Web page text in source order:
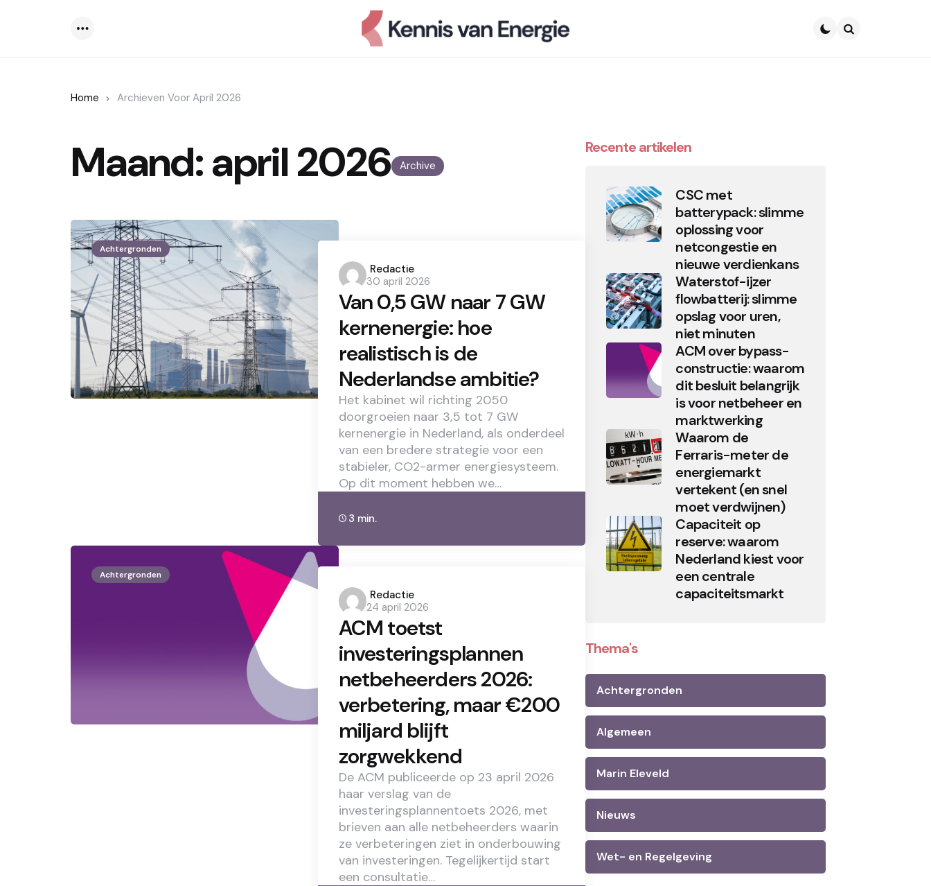
Home Archieven Voor April 2026
Archive
Maand:april 2026
Achtergronden
Posted
by
Redactie
30 april 2026
Van 0,5 GW naar 7 GW
kernenergie: hoe
realistisch is de
Nederlandse ambitie?
Het kabinet wil richting 2050
doorgroeien naar 3,5 tot 7 GW
kernenergie in Nederland, als onderdeel
van een bredere strategie voor een
stabieler, CO2-armer energiesysteem.
Op dit moment hebben we…
3 min.
Achtergronden
Posted
by
Redactie
24 april 2026
ACM toetst
investeringsplannen
netbeheerders 2026:
verbetering, maar €200
miljard blijft
zorgwekkend
De ACM publiceerde op 23 april 2026
haar verslag van de
investeringsplannentoets 2026, met
brieven aan alle netbeheerders waarin
ze verbeteringen ziet in onderbouwing
van investeringen. Tegelijkertijd start
een consultatie…
Recente artikelen
CSC met
batterypack: slimme
oplossing voor
netcongestie en
nieuwe verdienkans
Waterstof-ijzer
flowbatterij: slimme
opslag voor uren,
niet minuten
ACM over bypass-
constructie: waarom
dit besluit belangrijk
is voor netbeheer en
marktwerking
Waarom de
Ferraris-meter de
energiemarkt
vertekent (en snel
moet verdwijnen)
Capaciteit op
reserve: waarom
Nederland kiest voor
een centrale
capaciteitsmarkt
Thema's
Achtergronden
Algemeen
Marin Eleveld
Nieuws
Wet- en Regelgeving